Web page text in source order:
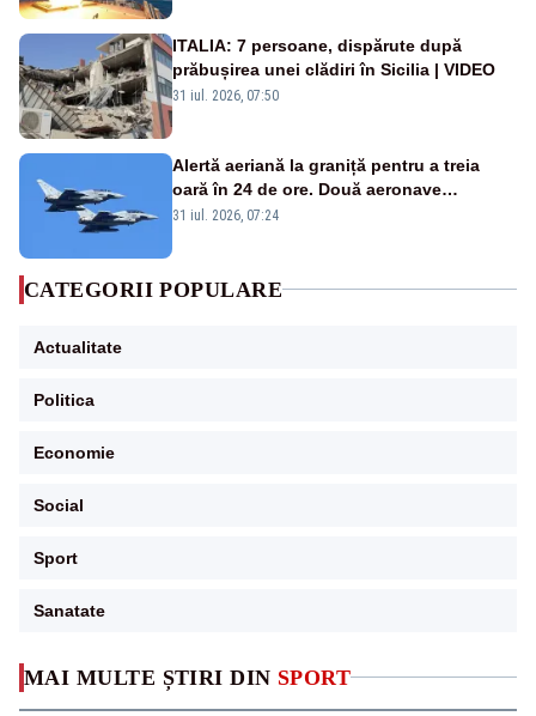
MAI MULTE ȘTIRI DIN SPORT
ITALIA: 7 persoane, dispărute după
prăbușirea unei clădiri în Sicilia | VIDEO
31 iul. 2026, 07:50
Alertă aeriană la graniță pentru a treia
oară în 24 de ore. Două aeronave
Eurofighter britanice au fost ridicate de la
31 iul. 2026, 07:24
CATEGORII POPULARE
Actualitate
Politica
Economie
Social
Sport
Sanatate